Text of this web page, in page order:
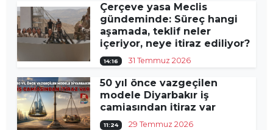
Çerçeve yasa Meclis
gündeminde: Süreç hangi
aşamada, teklif neler
içeriyor, neye itiraz ediliyor?
14:16 31 Temmuz 2026
50 yıl önce vazgeçilen
modele Diyarbakır iş
camiasından itiraz var
11:24 29 Temmuz 2026